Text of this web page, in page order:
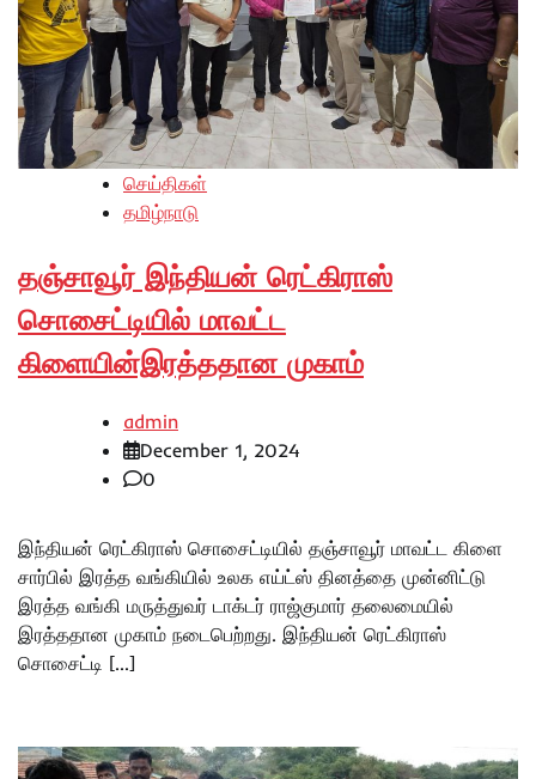
செய்திகள்
தமிழ்நாடு
தஞ்சாவூர் இந்தியன் ரெட்கிராஸ்
சொசைட்டியில் மாவட்ட
கிளையின்இரத்ததான முகாம்
admin
December 1, 2024
0
இந்தியன் ரெட்கிராஸ் சொசைட்டியில் தஞ்சாவூர் மாவட்ட கிளை
சார்பில் இரத்த வங்கியில் உலக எய்ட்ஸ் தினத்தை முன்னிட்டு
இரத்த வங்கி மருத்துவர் டாக்டர் ராஜ்குமார் தலைமையில்
இரத்ததான முகாம் நடைபெற்றது. இந்தியன் ரெட்கிராஸ்
சொசைட்டி […]